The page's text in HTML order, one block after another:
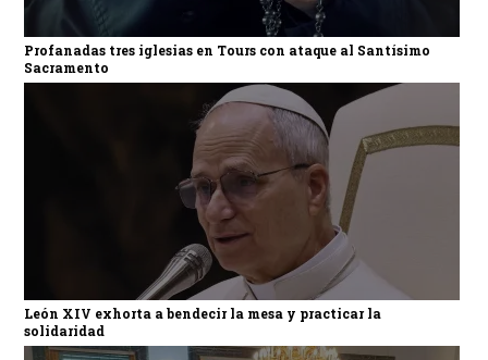
Profanadas tres iglesias en Tours con ataque al Santísimo
Sacramento
León XIV exhorta a bendecir la mesa y practicar la
solidaridad